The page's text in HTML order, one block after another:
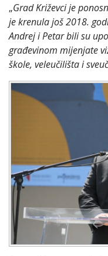
„Grad Križevci je
je krenula još 2018.
Andrej i Petar bili su
građevinom mijenjate
škole, veleučilišta i